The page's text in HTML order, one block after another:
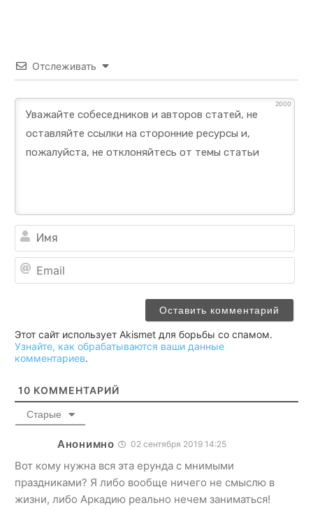
Отслеживать
2000
Этот сайт использует Akismet для борьбы со спамом.
Узнайте, как обрабатываются ваши данные
комментариев.
10 КОММЕНТАРИЙ
Старые
Анонимно 02 сентября 2019 14:25
Вот кому нужна вся эта ерунда с мнимыми
праздниками? Я либо вообще ничего не смыслю в
жизни, либо Аркадию реально нечем заниматься!